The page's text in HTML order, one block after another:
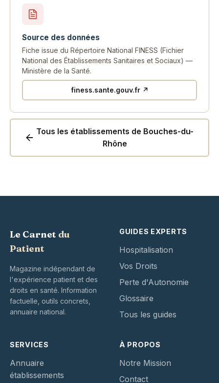
Source des données
Fiche issue du Répertoire National FINESS (Fichier
National des Établissements Sanitaires et Sociaux) —
Ministère de la Santé.
finess.sante.gouv.fr ↗
Tous les établissements de Bouches-du-
Rhône
Le Carnet du
Patient
Magazine indépendant de
l'expérience patient et des
droits en santé. Information
factuelle, outils concrets,
annuaire national.
GUIDES EXPERTS
Hospitalisation
Vos Droits
Perte d'Autonomie
Glossaire
Tous les guides
SERVICES
Annuaire
établissements
À PROPOS
Notre Mission
Contact